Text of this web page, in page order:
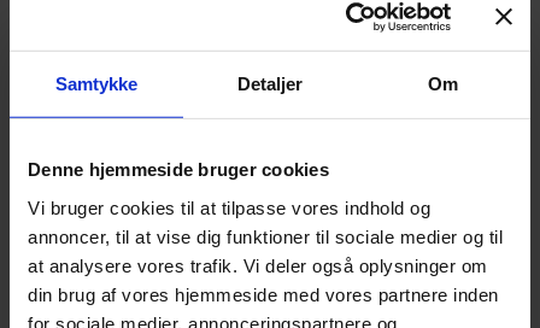
Samtykke Detaljer Om
Denne hjemmeside bruger cookies
Vi bruger cookies til at tilpasse vores indhold og
annoncer, til at vise dig funktioner til sociale medier og til
at analysere vores trafik. Vi deler også oplysninger om
din brug af vores hjemmeside med vores partnere inden
for sociale medier, annonceringspartnere og
INDOPED
læringsrum
Karrierefokus – i og efter gymnasiet